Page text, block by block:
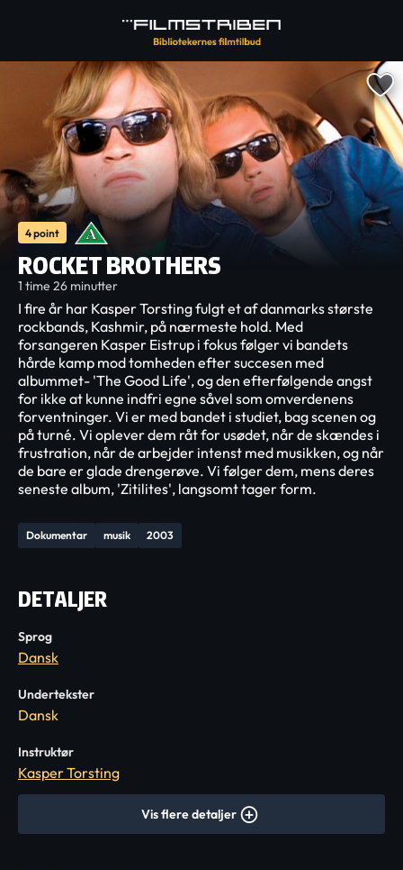
4 point
ROCKET BROTHERS
1 time 26 minutter
Dokumentar musik 2003
I fire år har Kasper Torsting fulgt et af danmarks største
rockbands, Kashmir, på nærmeste hold. Med
forsangeren Kasper Eistrup i fokus følger vi bandets
hårde kamp mod tomheden efter succesen med
albummet- 'The Good Life', og den efterfølgende angst
for ikke at kunne indfri egne såvel som omverdenens
forventninger. Vi er med bandet i studiet, bag scenen og
på turné. Vi oplever dem råt for usødet, når de skændes i
frustration, når de arbejder intenst med musikken, og når
de bare er glade drengerøve. Vi følger dem, mens deres
seneste album, 'Zitilites', langsomt tager form.
DETALJER
Sprog
Dansk
Undertekster
Dansk
Instruktør
Kasper Torsting
Vis flere detaljer